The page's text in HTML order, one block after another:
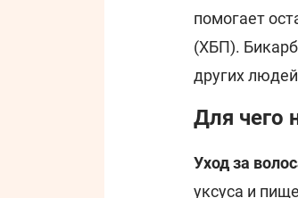
помогает
(ХБП).
других
Для чего
Уход за
уксуса и